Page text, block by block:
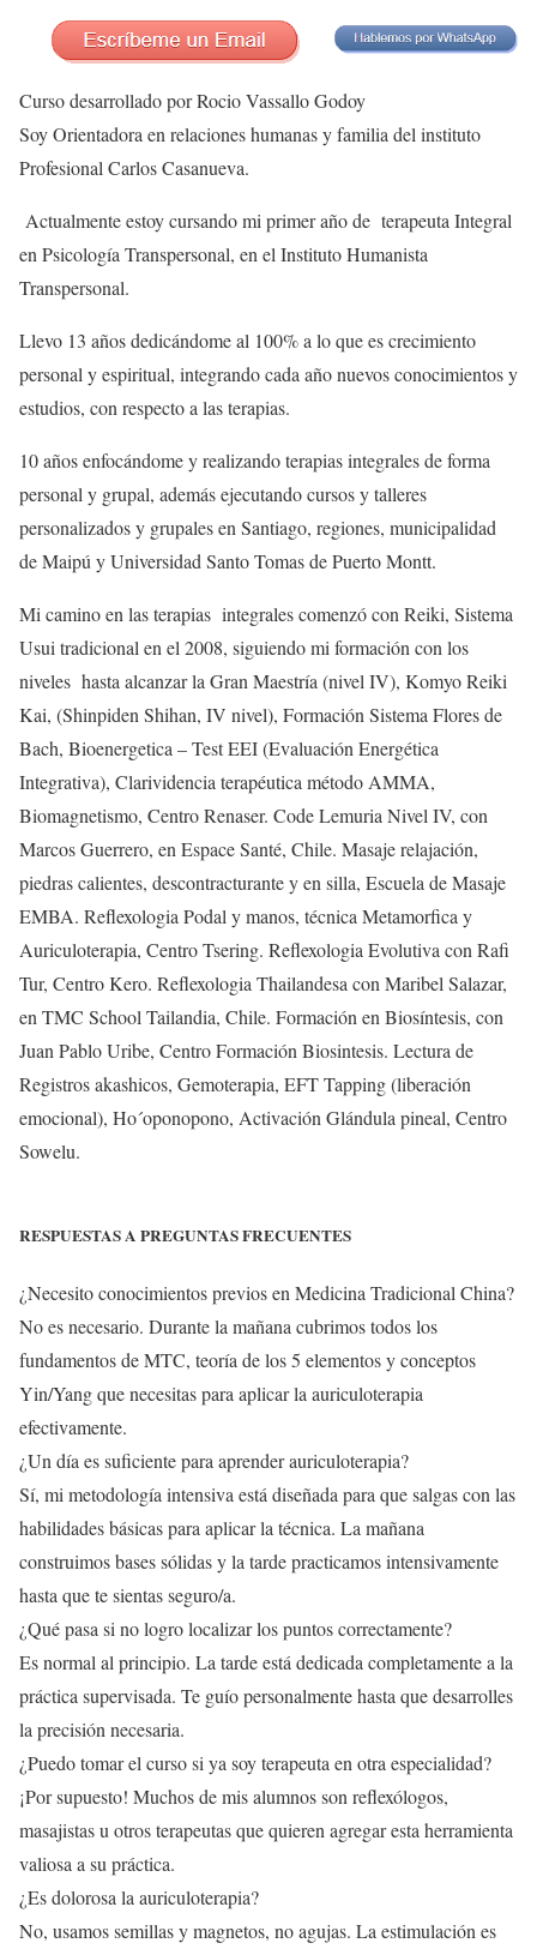
Curso desarrollado por Rocio Vassallo Godoy
Soy Orientadora en relaciones humanas y familia del instituto
Profesional Carlos Casanueva.
Actualmente estoy cursando mi primer año de terapeuta Integral
en Psicología Transpersonal, en el Instituto Humanista
Transpersonal.
Llevo 13 años dedicándome al 100% a lo que es crecimiento
personal y espiritual, integrando cada año nuevos conocimientos y
estudios, con respecto a las terapias.
10 años enfocándome y realizando terapias integrales de forma
personal y grupal, además ejecutando cursos y talleres
personalizados y grupales en Santiago, regiones, municipalidad
de Maipú y Universidad Santo Tomas de Puerto Montt.
Mi camino en las terapias integrales comenzó con Reiki, Sistema
Usui tradicional en el 2008, siguiendo mi formación con los
niveles hasta alcanzar la Gran Maestría (nivel IV), Komyo Reiki
Kai, (Shinpiden Shihan, IV nivel), Formación Sistema Flores de
Bach, Bioenergetica – Test EEI (Evaluación Energética
Integrativa), Clarividencia terapéutica método AMMA,
Biomagnetismo, Centro Renaser. Code Lemuria Nivel IV, con
Marcos Guerrero, en Espace Santé, Chile. Masaje relajación,
piedras calientes, descontracturante y en silla, Escuela de Masaje
EMBA. Reflexologia Podal y manos, técnica Metamorfica y
Auriculoterapia, Centro Tsering. Reflexologia Evolutiva con Rafi
Tur, Centro Kero. Reflexologia Thailandesa con Maribel Salazar,
en TMC School Tailandia, Chile. Formación en Biosíntesis, con
Juan Pablo Uribe, Centro Formación Biosintesis. Lectura de
Registros akashicos, Gemoterapia, EFT Tapping (liberación
emocional), Ho´oponopono, Activación Glándula pineal, Centro
Sowelu.
RESPUESTAS A PREGUNTAS FRECUENTES
¿Necesito conocimientos previos en Medicina Tradicional China?
No es necesario. Durante la mañana cubrimos todos los
fundamentos de MTC, teoría de los 5 elementos y conceptos
Yin/Yang que necesitas para aplicar la auriculoterapia
efectivamente.
¿Un día es suficiente para aprender auriculoterapia?
Sí, mi metodología intensiva está diseñada para que salgas con las
habilidades básicas para aplicar la técnica. La mañana
construimos bases sólidas y la tarde practicamos intensivamente
hasta que te sientas seguro/a.
¿Qué pasa si no logro localizar los puntos correctamente?
Es normal al principio. La tarde está dedicada completamente a la
práctica supervisada. Te guío personalmente hasta que desarrolles
la precisión necesaria.
¿Puedo tomar el curso si ya soy terapeuta en otra especialidad?
¡Por supuesto! Muchos de mis alumnos son reflexólogos,
masajistas u otros terapeutas que quieren agregar esta herramienta
valiosa a su práctica.
¿Es dolorosa la auriculoterapia?
No, usamos semillas y magnetos, no agujas. La estimulación es